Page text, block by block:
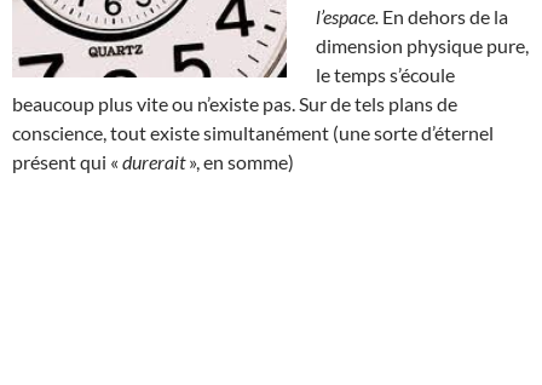
l’espace. En dehors de la
dimension physique pure,
le temps s’écoule
beaucoup plus vite ou n’existe pas. Sur de tels plans de
conscience, tout existe simultanément (une sorte d’éternel
présent qui « durerait», en somme)